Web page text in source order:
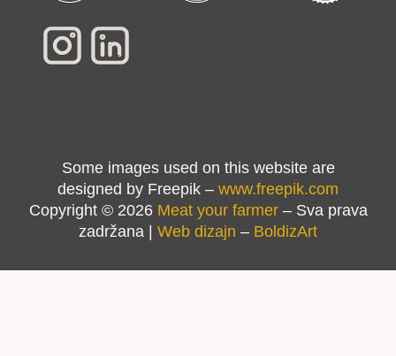
Some images used on this website are
designed by Freepik – www.freepik.com
Copyright © 2026 Meat your farmer– Sva prava
zadržana | Web dizajn – BoldizArt